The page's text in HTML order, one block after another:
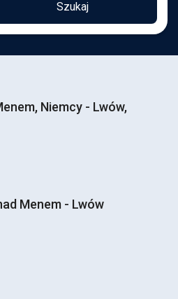
Szukaj
Niemcy - Lwów,
Menem - Lwów